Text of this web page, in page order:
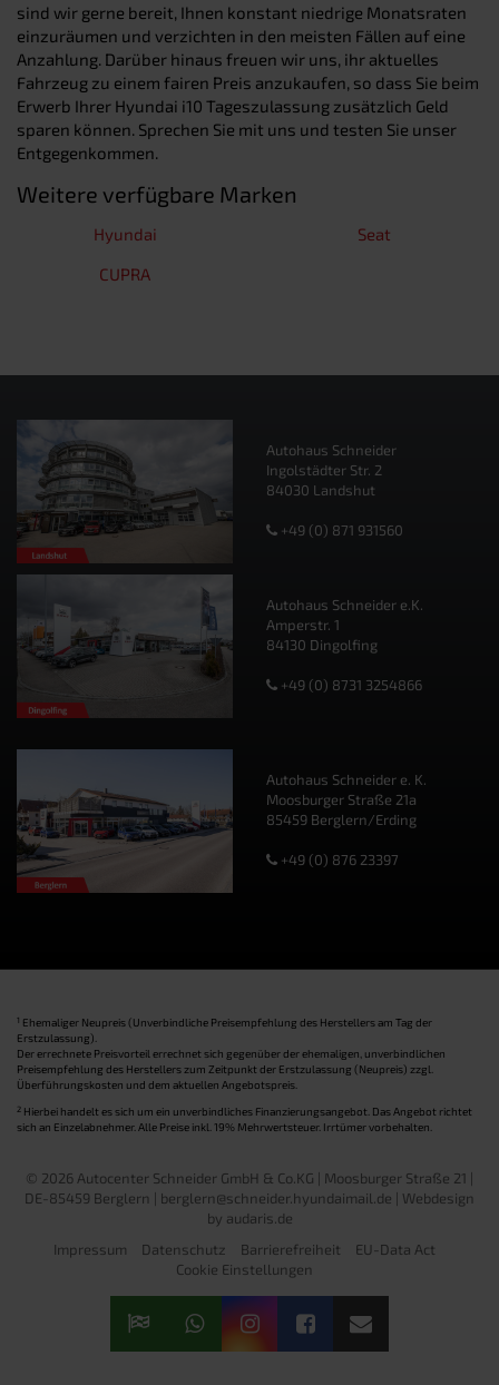
sind wir gerne bereit, Ihnen konstant niedrige Monatsraten
einzuräumen und verzichten in den meisten Fällen auf eine
Anzahlung. Darüber hinaus freuen wir uns, ihr aktuelles
Fahrzeug zu einem fairen Preis anzukaufen, so dass Sie beim
Erwerb Ihrer Hyundai i10 Tageszulassung zusätzlich Geld
sparen können. Sprechen Sie mit uns und testen Sie unser
Entgegenkommen.
Weitere verfügbare Marken
Hyundai
Seat
CUPRA
Autohaus Schneider
Ingolstädter Str. 2
84030 Landshut
+49 (0) 871 931560
Autohaus Schneider e.K.
Amperstr. 1
84130 Dingolfing
+49 (0) 8731 3254866
Autohaus Schneider e. K.
Moosburger Straße 21a
85459 Berglern/Erding
+49 (0) 876 23397
1 Ehemaliger Neupreis (Unverbindliche Preisempfehlung des Herstellers am Tag der
Erstzulassung).
Der errechnete Preisvorteil errechnet sich gegenüber der ehemaligen, unverbindlichen
Preisempfehlung des Herstellers zum Zeitpunkt der Erstzulassung (Neupreis) zzgl.
Überführungskosten und dem aktuellen Angebotspreis.
2 Hierbei handelt es sich um ein unverbindliches Finanzierungsangebot. Das Angebot richtet
sich an Einzelabnehmer. Alle Preise inkl. 19% Mehrwertsteuer. Irrtümer vorbehalten.
© 2026 Autocenter Schneider GmbH & Co.KG | Moosburger Straße 21 |
DE-85459 Berglern | berglern@schneider.hyundaimail.de | Webdesign
by audaris.de
Impressum
Datenschutz Barrierefreiheit
EU-Data Act
Cookie Einstellungen